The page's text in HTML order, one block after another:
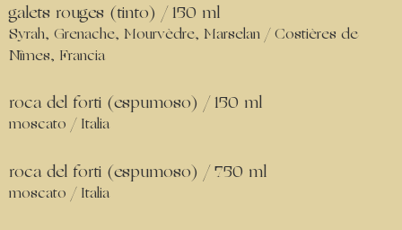
galets rouges (tinto) / 150 ml
Syrah, Grenache, Mourvèdre, Marselan / Costières de
Nîmes, Francia
roca del forti (espumoso) / 150 ml
moscato / Italia
roca del forti (espumoso) / 750 ml
moscato / Italia